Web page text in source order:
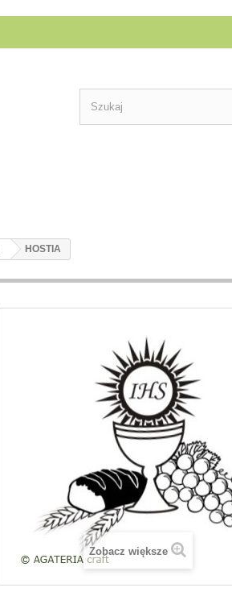
HOSTIA
Zobacz większe